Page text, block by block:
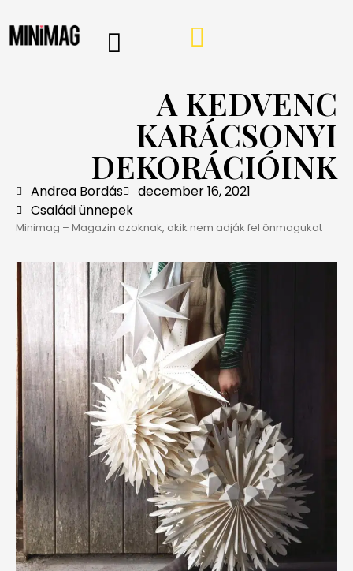
A KEDVENC
KARÁCSONYI
DEKORÁCIÓINK
Andrea Bordás
december 16, 2021
Családi ünnepek
Minimag – Magazin azoknak, akik nem adják fel önmagukat